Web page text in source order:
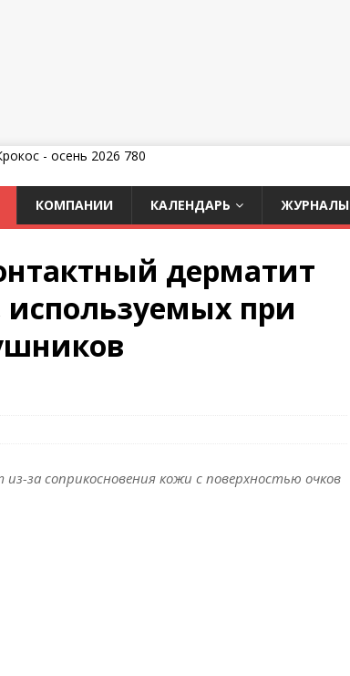
КОМПАНИИ КАЛЕНДАРЬ ЖУРНАЛЫ
дерматит
используемых при
за соприкосновения кожи с поверхностью очков